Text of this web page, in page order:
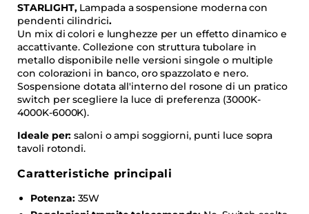
STARLIGHT, Lampada a sospensione moderna con
pendenti cilindrici.
Un mix di colori e lunghezze per un effetto dinamico e
accattivante. Collezione con struttura tubolare in
metallo disponibile nelle versioni singole o multiple
con colorazioni in banco, oro spazzolato e nero.
Sospensione dotata all'interno del rosone di un pratico
switch per scegliere la luce di preferenza (3000K-
4000K-6000K).
Ideale per: saloni o ampi soggiorni, punti luce sopra
tavoli rotondi.
Caratteristiche principali
Potenza:35W